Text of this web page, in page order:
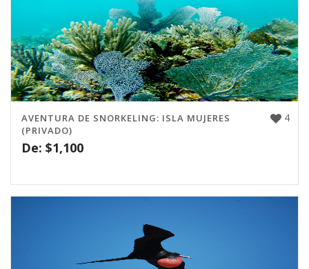
4
AVENTURA DE SNORKELING: ISLA MUJERES
(PRIVADO)
De: $1,100